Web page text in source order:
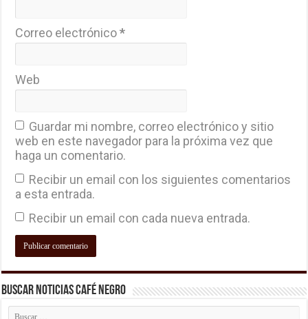
Correo electrónico*
Web
Guardar mi nombre, correo electrónico y sitio
web en este navegador para la próxima vez que
haga un comentario.
Recibir un email con los siguientes comentarios
a esta entrada.
Recibir un email con cada nueva entrada.
Buscar Noticias Café Negro